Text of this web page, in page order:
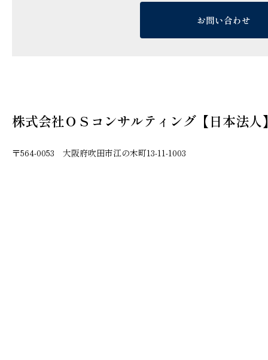
お問い合わせ
株式会社ＯＳコンサルティング【日本法人
〒564-0053 大阪府吹田市江の木町13-11-1003